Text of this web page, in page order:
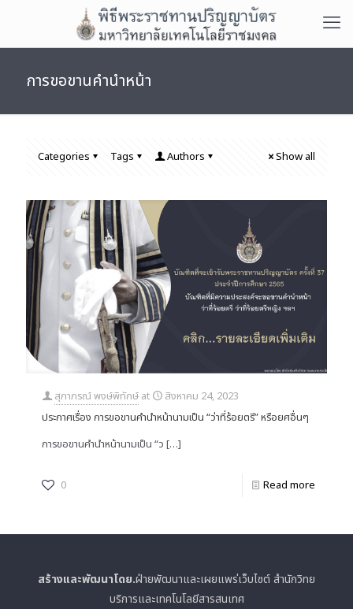
การขอขานคำนำหน้า
Categories Tags Authors Show all
สุภาภรณ์ พงษ์พิทักษ์ at
สิงหาคม 24, 2023
ประกาศเรื่อง การขอขานคำนำหน้านามเป็น “ว่าที่ร้อยตรี” หรือยศอื่นๆ
การขอขานคำนำหน้านามเป็น “ว […]
0 Read more
สร้างและพัฒนาโดย.ฝ่ายพัฒนาและเผยแพร่เว็บไซต์ สำนักวิทย
บริการและเทคโนโลยีสารสนเทศ